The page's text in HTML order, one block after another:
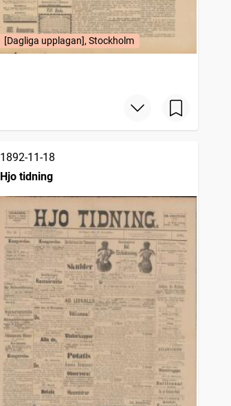
[Dagliga upplagan], Stockholm
1892-11-18
Hjo tidning